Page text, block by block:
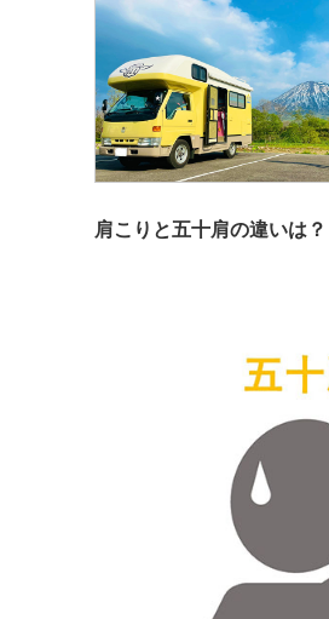
肩こりと五十肩の違いは？